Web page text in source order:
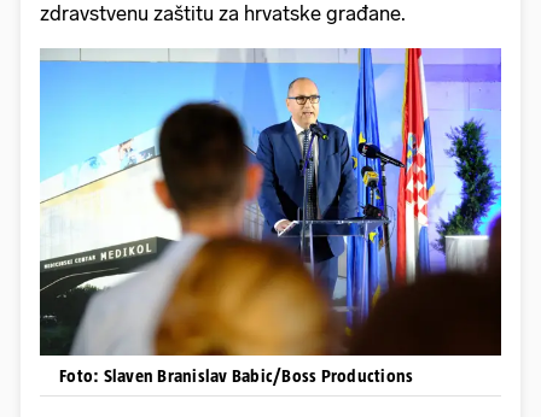
zdravstvenu zaštitu za hrvatske građane.
Foto: Slaven Branislav Babic/Boss Productions